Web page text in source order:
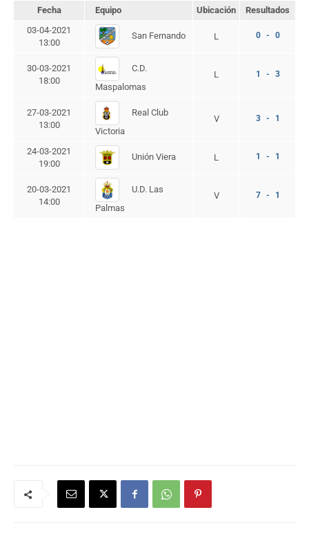
Fecha Equipo Ubicación
Resultados
03-04-2021
13:00
San Fernando L 0 - 0
30-03-2021
18:00
C.D.
Maspalomas
L 1 - 3
27-03-2021
13:00
Real Club
Victoria
V 3 - 1
24-03-2021
19:00
Unión Viera L 1 - 1
20-03-2021
14:00
U.D. Las
Palmas
V 7 - 1